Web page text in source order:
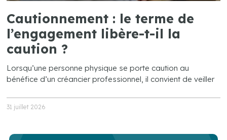
Cautionnement : le terme de
l’engagement libère-t-il la
caution ?
Lorsqu’une personne physique se porte caution au
bénéfice d’un créancier professionnel, il convient de veiller
31 juillet 2026